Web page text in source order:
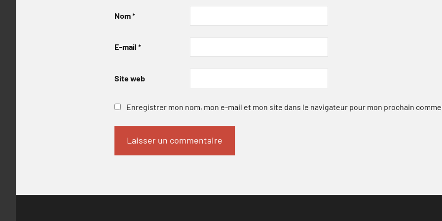
Nom*
E-mail *
Site web
Enregistrer mon nom, mon e-mail et mon site dans le navigateur pour mon prochain